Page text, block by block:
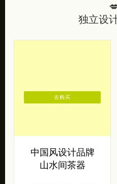
独立设
中国风设计品牌
山水间茶器
去购买